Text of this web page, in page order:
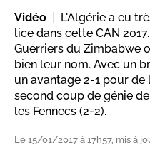
Vidéo
L'Algérie a eu
lice dans cette CAN
Guerriers du Zimbabwe
bien leur nom. Avec un
un avantage 2-1 pour
second coup de génie
les Fennecs (2-2).
Le 15/01/2017 à 17h57, mis à